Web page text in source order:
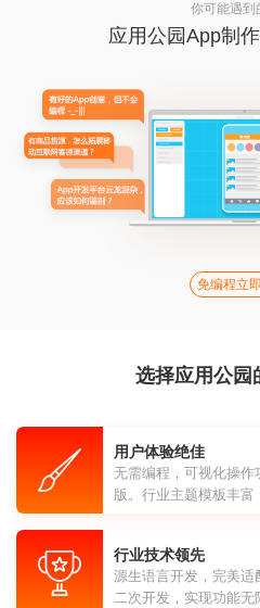
你可能遇到
应用公园App制
免编程立
选择应用公园
用户体验绝佳
无需编程，可视化操
版。行业主题模板丰富
行业技术领先
源生语言开发，完美
二次开发，实现功能无